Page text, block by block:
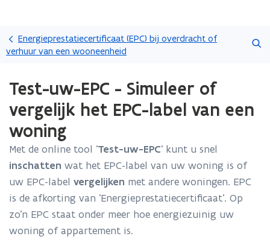
en
gaan
Energieprestatiecertificaat (EPC) bij overdracht of
verhuur van een wooneenheid
met
laden.
zich
op:
Test-
uw-
EPC
Simuleer
vergelijk
Test-uw-EPC - Simuleer of
vergelijk het EPC-label van een
woning
Met de online tool ‘Test-uw-EPC’ kunt u snel
inschatten wat het EPC-label van uw woning is of
uw EPC-label vergelijken met andere woningen. EPC
is de afkorting van ‘Energieprestatiecertificaat’. Op
zo’n EPC staat onder meer hoe energiezuinig uw
woning of appartement is.